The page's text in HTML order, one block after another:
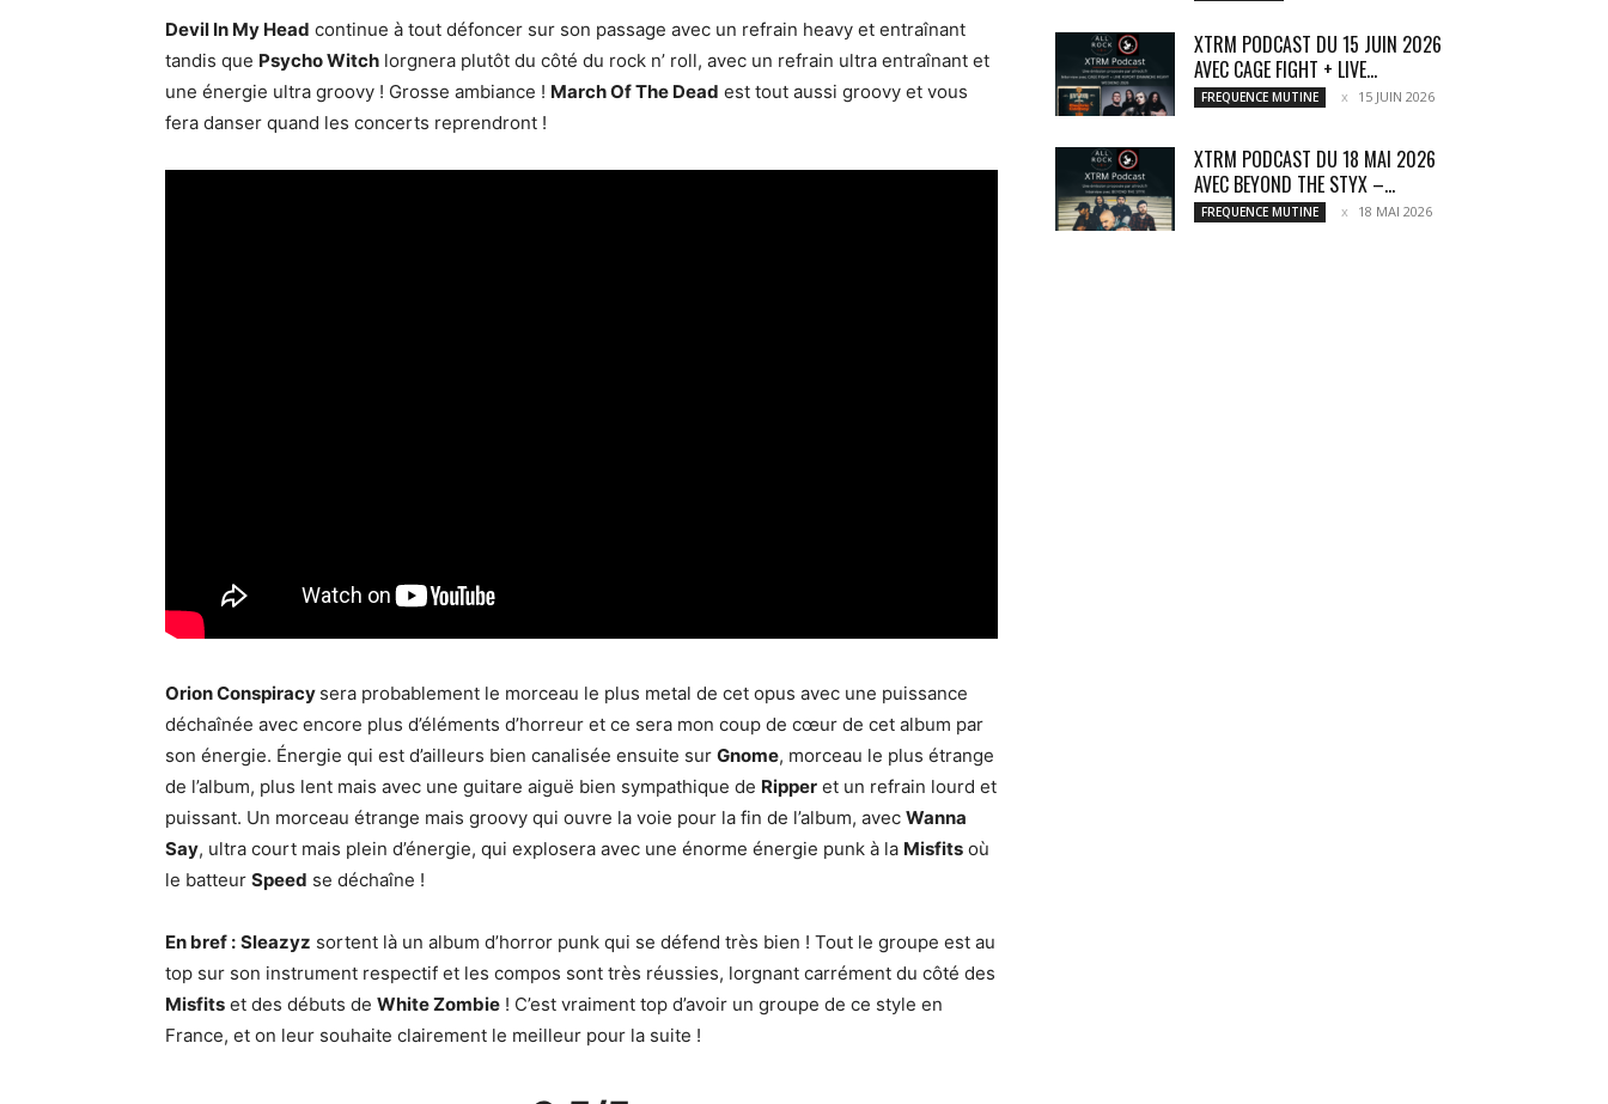
Devil In My Head continue à tout défoncer sur son passage avec un refrain heavy et entraînant
tandis que Psycho Witch lorgnera plutôt du côté du rock n’ roll, avec un refrain ultra entraînant et
une énergie ultra groovy ! Grosse ambiance ! March Of The Dead est tout aussi groovy et vous
fera danser quand les concerts reprendront !
Orion Conspiracy sera probablement le morceau le plus metal de cet opus avec une puissance
déchaînée avec encore plus d’éléments d’horreur et ce sera mon coup de cœur de cet album par
son énergie. Énergie qui est d’ailleurs bien canalisée ensuite sur Gnome, morceau le plus étrange
de l’album, plus lent mais avec une guitare aiguë bien sympathique de Ripper et un refrain lourd et
puissant. Un morceau étrange mais groovy qui ouvre la voie pour la fin de l’album, avec Wanna
Say, ultra court mais plein d’énergie, qui explosera avec une énorme énergie punk à la Misfits où
le batteur Speed se déchaîne !
En bref : Sleazyz sortent là un album d’horror punk qui se défend très bien ! Tout le groupe est au
top sur son instrument respectif et les compos sont très réussies, lorgnant carrément du côté des
Misfits et des débuts de White Zombie ! C’est vraiment top d’avoir un groupe de ce style en
France, et on leur souhaite clairement le meilleur pour la suite !
XTRM PODCAST DU 15 JUIN 2026
AVEC CAGE FIGHT + LIVE...
FREQUENCE MUTINE 15 JUIN 2026
XTRM PODCAST DU 18 MAI 2026
AVEC BEYOND THE STYX –...
FREQUENCE MUTINE 18 MAI 2026